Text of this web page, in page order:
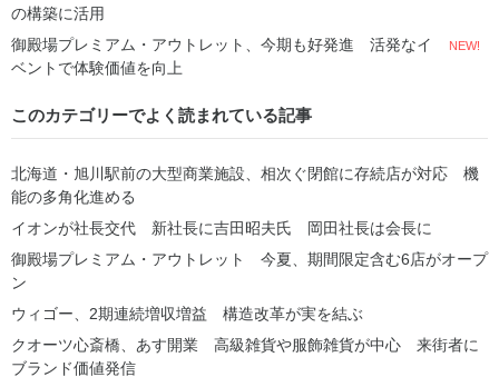
の構築に活用
御殿場プレミアム・アウトレット、今期も好発進 活発なイ
ベントで体験価値を向上
NEW!
このカテゴリーでよく読まれている記事
北海道・旭川駅前の大型商業施設、相次ぐ閉館に存続店が対応 機
能の多角化進める
イオンが社長交代 新社長に吉田昭夫氏 岡田社長は会長に
御殿場プレミアム・アウトレット 今夏、期間限定含む6店がオープ
ン
ウィゴー、2期連続増収増益 構造改革が実を結ぶ
クオーツ心斎橋、あす開業 高級雑貨や服飾雑貨が中心 来街者に
ブランド価値発信